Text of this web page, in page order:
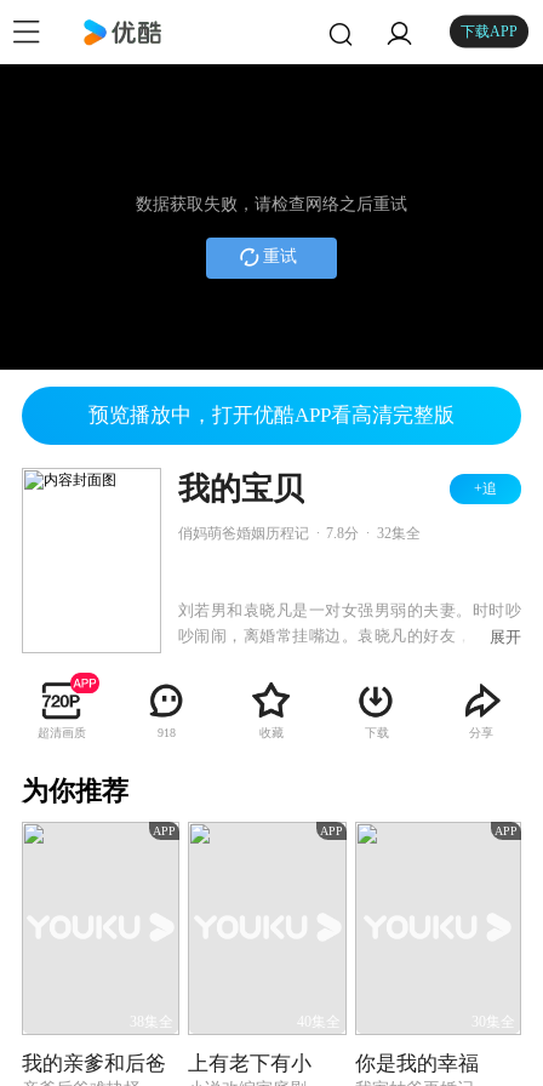
下载APP
数据获取失败，请检查网络之后重试
重试
预览播放中，打开优酷APP看高清完整版
我的宝贝 +追
俏妈萌爸婚姻历程记 7.8分 32集全
刘若男和袁晓凡是一对女强男弱的夫妻。时时吵
吵闹闹，离婚常挂嘴边。袁晓凡的好友，求子心
纪公司炒作，没想到真的炒火了杨琳，而他的事
业自此一蹶不振。意外怀孕的刘若男诞下女儿，
袁晓凡“不务正业”当起了全职奶爸，夫妻的战争
老人为了阻止他们离婚办法用尽，而他们也在和
展开
超清画质 918 收藏 下载 分享
为你推荐
APP
38集全
我的亲爹和后爸
APP
40集全
上有老下有小
APP
30集全
你是我的幸福